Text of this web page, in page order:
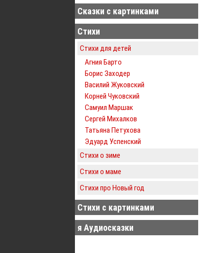
Сказки с картинками
Стихи
Стихи для детей
Агния Барто
Борис Заходер
Василий Жуковский
Корней Чуковский
Самуил Маршак
Сергей Михалков
Татьяна Петухова
Эдуард Успенский
Стихи о зиме
Стихи о маме
Стихи про Новый год
Стихи с картинками
я Аудиосказки